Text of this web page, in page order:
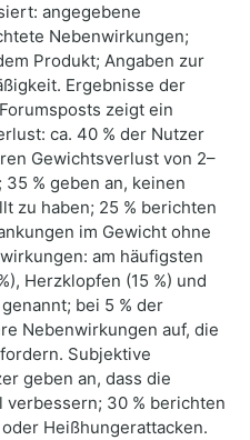
angegebene
Nebenwirkungen;
Produkt; Angaben zur
Ergebnisse der
zeigt ein
ca. 40 % der Nutzer
Gewichtsverlust von 2–
% geben an, keinen
zu haben; 25 % berichten
im Gewicht ohne
am häufigsten
Herzklopfen (15 %) und
bei 5 % der
Nebenwirkungen auf, die
Subjektive
geben an, dass die
verbessern; 30 % berichten
Heißhungerattacken.